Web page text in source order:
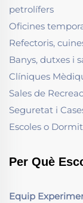
petrolífers
Oficines
Refectoris,
Banys, dutxes i
Clíniques
Sales de
Seguretat i
Escoles o
Per Què
Equip